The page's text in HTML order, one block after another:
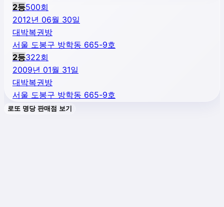
2등500회
2012년 06월 30일
대박복권방
서울 도봉구 방학동 665-9호
2등322회
2009년 01월 31일
대박복권방
서울 도봉구 방학동 665-9호
로또 명당 판매점 보기